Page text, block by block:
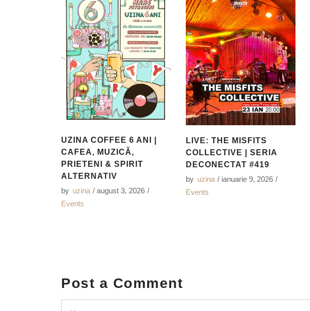
UZINA COFFEE 6 ANI |
CAFEA, MUZICĂ,
PRIETENI & SPIRIT
ALTERNATIV
by uzina
august 3, 2026
Events
LIVE: THE MISFITS
COLLECTIVE | SERIA
DECONECTAT #419
by uzina
ianuarie 9, 2026
Events
Post a Comment